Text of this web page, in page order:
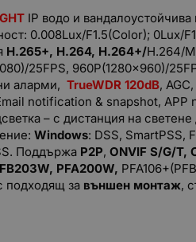
IP водо и
0.008Lux/F1.5(Color); 0Lux/
H.265+, H.264, H.264+/H.264/
25FPS, 960P(1280x960)/
аларми,TrueWDR 120dB,
notification & snapshot, APP
– с дистанция на
Windows: DSS, SmartPSS,
Поддържа P2P,ONVIF S/G/T,
203W, PFA200W,
подходящ за външен монтаж,